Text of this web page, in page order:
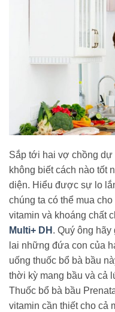
Sắp tới hai vợ chồng
không biết cách nào tốt
diện. Hiểu được sự lo
chúng ta có thể mua
vitamin và khoáng chất
Multi+ DH . Quý ông
lai những đứa con của
uống thuốc bổ bà bầu
thời kỳ mang bầu và cả
Thuốc bổ bà bầu
vitamin cần thiết cho cả